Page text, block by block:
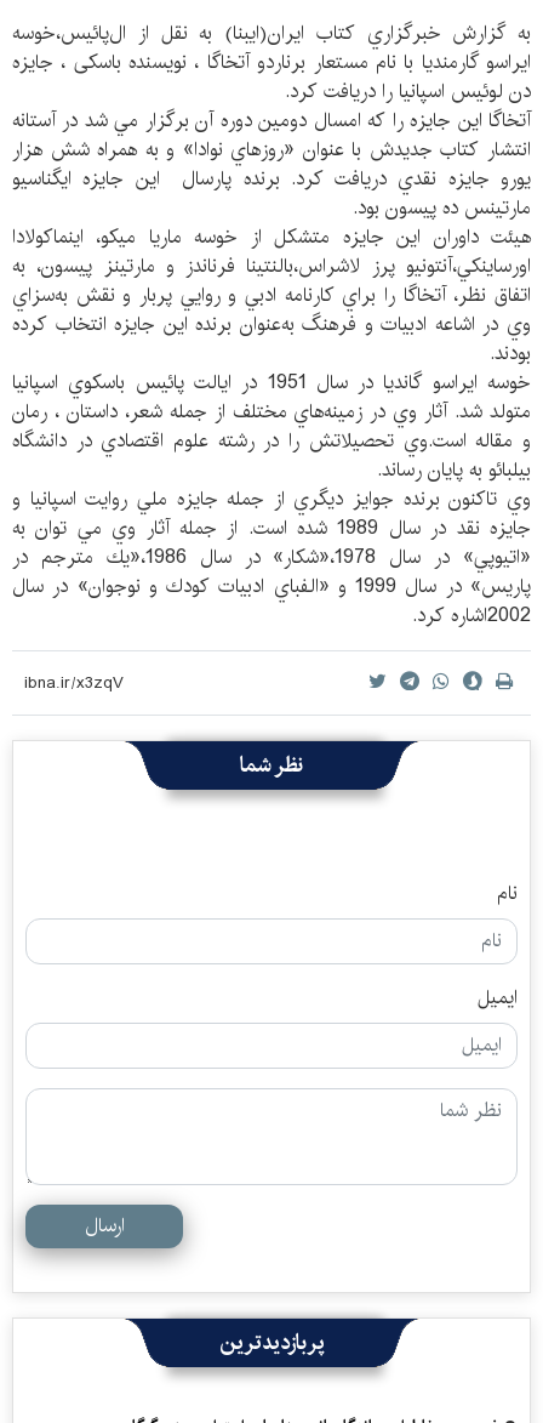
به گزارش خبرگزاري كتاب ايران(ايبنا) به نقل از ال‌پائيس،خوسه
ايراسو گارمنديا با نام مستعار برناردو آتخاگا ، نويسنده باسكی ، جايزه
دن لوئيس اسپانيا را دريافت كرد.
آتخاگا اين جايزه را كه امسال دومين دوره آن برگزار مي شد در آستانه
انتشار كتاب جديدش با عنوان «روزهاي نوادا» و به همراه شش هزار
يورو جايزه نقدي دريافت كرد. برنده پارسال اين جايزه ايگناسيو
مارتينس ده پيسون بود.
هيئت داوران اين جايزه متشكل از خوسه ماريا ميكو، اينماكولادا
اورساينكي،آنتونيو پرز لاشراس،بالنتينا فرناندز و مارتينز پيسون، به
اتفاق نظر، آتخاگا را براي كارنامه ادبي و روايي پربار و نقش به‌سزاي
وي در اشاعه ادبيات و فرهنگ به‌عنوان برنده اين جايزه انتخاب كرده
بودند.
خوسه ايراسو گانديا در سال 1951 در ايالت پائيس باسكوي اسپانيا
متولد شد. آثار وي در زمينه‌هاي مختلف از جمله شعر، داستان ، رمان
و مقاله است.وي تحصيلاتش را در رشته علوم اقتصادي در دانشگاه
بيلبائو به پايان رساند.
وي تاكنون برنده جوايز ديگري از جمله جايزه ملي روايت اسپانيا و
جايزه نقد در سال 1989 شده است. از جمله آثار وي مي توان به
«اتيوپي» در سال 1978،«شكار» در سال 1986،«يك مترجم در
پاريس» در سال 1999 و «الفباي ادبيات كودك و نوجوان» در سال
2002اشاره كرد.
نظر شما
نام
ایمیل
ارسال
پربازدیدترین